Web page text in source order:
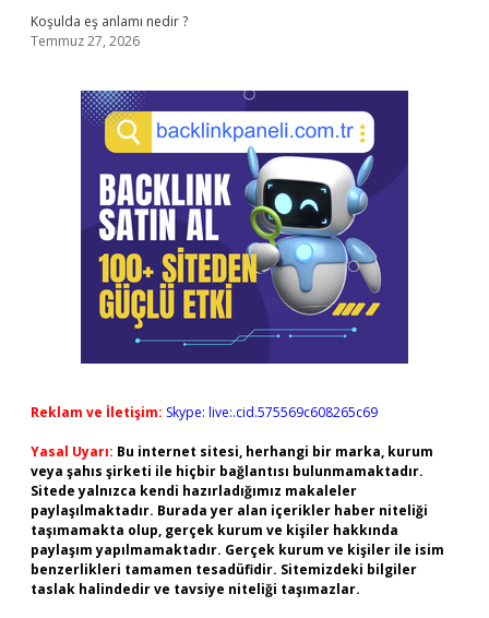
Koşulda eş anlamı nedir ?
Temmuz 27, 2026
Reklam ve İletişim: Skype: live:.cid.575569c608265c69
Yasal Uyarı: Bu internet sitesi, herhangi bir marka, kurum
veya şahıs şirketi ile hiçbir bağlantısı bulunmamaktadır.
Sitede yalnızca kendi hazırladığımız makaleler
paylaşılmaktadır. Burada yer alan içerikler haber niteliği
taşımamakta olup, gerçek kurum ve kişiler hakkında
paylaşım yapılmamaktadır. Gerçek kurum ve kişiler ile isim
benzerlikleri tamamen tesadüfidir. Sitemizdeki bilgiler
taslak halindedir ve tavsiye niteliği taşımazlar.